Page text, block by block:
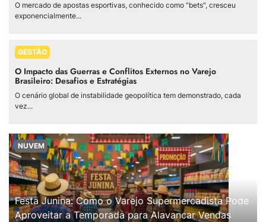
O mercado de apostas esportivas, conhecido como "bets", cresceu
exponencialmente...
GESTÃO
O Impacto das Guerras e Conflitos Externos no Varejo
Brasileiro: Desafios e Estratégias
O cenário global de instabilidade geopolítica tem demonstrado, cada
vez...
NUVEM
Festa Junina: Como o Varejo Supermercadista Pode
Aproveitar a Temporada para Alavancar Vendas